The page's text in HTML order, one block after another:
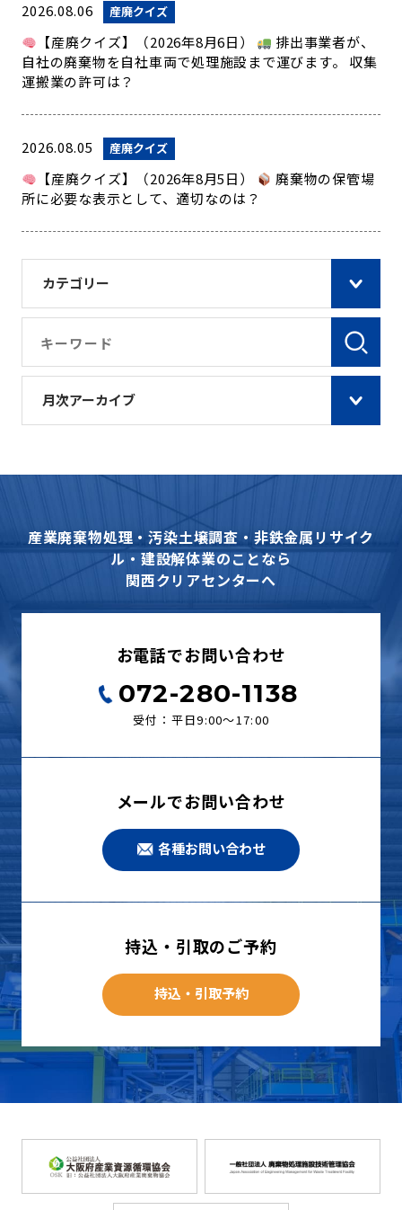
カテゴリー
月次アーカイブ
2026.08.06 産廃クイズ
【産廃クイズ】（2026年8月6日）
排出事業者が、
自社の廃棄物を自社車両で処理施設まで運びます。 収集
運搬業の許可は？
2026.08.05 産廃クイズ
【産廃クイズ】（2026年8月5日）
廃棄物の保管場
所に必要な表示として、適切なのは？
産業廃棄物処理・汚染土壌調査・非鉄金属リサイク
ル・建設解体業のことなら
関西クリアセンターへ
お電話でお問い合わせ
072-280-1138
受付：平日9:00〜17:00
メールでお問い合わせ
各種お問い合わせ
持込・引取のご予約
持込・引取予約